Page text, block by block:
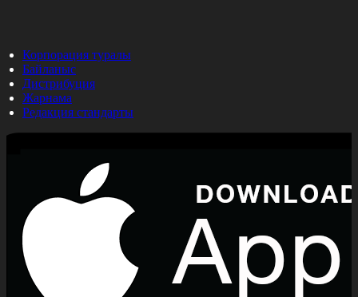
Корпорация туралы
Байланыс
Дистрибуция
Жарнама
Редакция стандарты